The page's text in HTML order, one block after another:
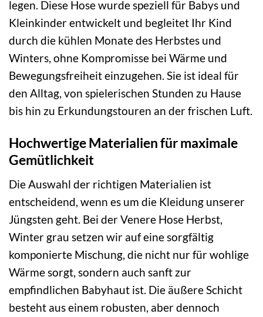
legen. Diese Hose wurde speziell für Babys und
Kleinkinder entwickelt und begleitet Ihr Kind
durch die kühlen Monate des Herbstes und
Winters, ohne Kompromisse bei Wärme und
Bewegungsfreiheit einzugehen. Sie ist ideal für
den Alltag, von spielerischen Stunden zu Hause
bis hin zu Erkundungstouren an der frischen Luft.
Hochwertige Materialien für maximale
Gemütlichkeit
Die Auswahl der richtigen Materialien ist
entscheidend, wenn es um die Kleidung unserer
Jüngsten geht. Bei der Venere Hose Herbst,
Winter grau setzen wir auf eine sorgfältig
komponierte Mischung, die nicht nur für wohlige
Wärme sorgt, sondern auch sanft zur
empfindlichen Babyhaut ist. Die äußere Schicht
besteht aus einem robusten, aber dennoch